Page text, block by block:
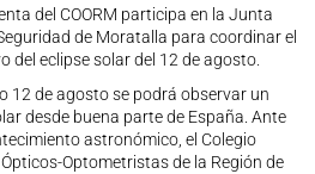
del COORM participa en la Junta
de Moratalla para coordinar el
del eclipse solar del 12 de agosto.
12 de agosto se podrá observar un
desde buena parte de España. Ante
astronómico, el Colegio
Optometristas de la Región de